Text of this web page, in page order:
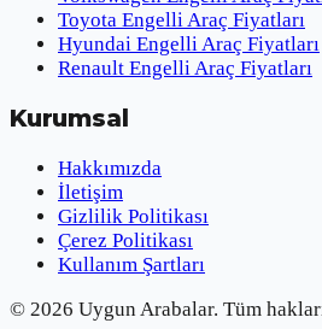
Toyota Engelli Araç Fiyatları
Hyundai Engelli Araç Fiyatları
Renault Engelli Araç Fiyatları
Kurumsal
Hakkımızda
İletişim
Gizlilik Politikası
Çerez Politikası
Kullanım Şartları
© 2026 Uygun Arabalar. Tüm